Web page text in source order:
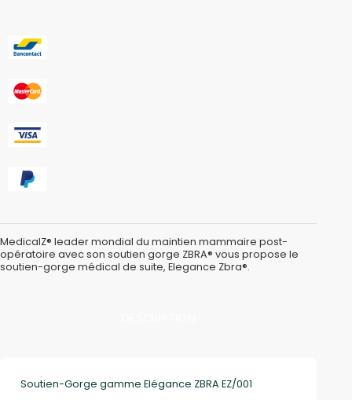
MedicalZ® leader mondial du maintien mammaire post-
opératoire avec son soutien gorge ZBRA® vous propose le
soutien-gorge médical de suite, Elegance Zbra®.
Soutien-Gorge gamme Elégance ZBRA EZ/001